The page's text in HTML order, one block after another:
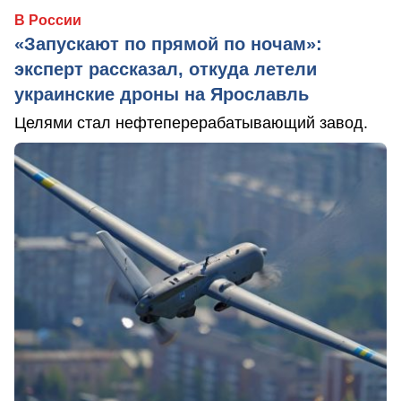
В России
«Запускают по прямой по ночам»:
эксперт рассказал, откуда летели
украинские дроны на Ярославль
Целями стал нефтеперерабатывающий завод.